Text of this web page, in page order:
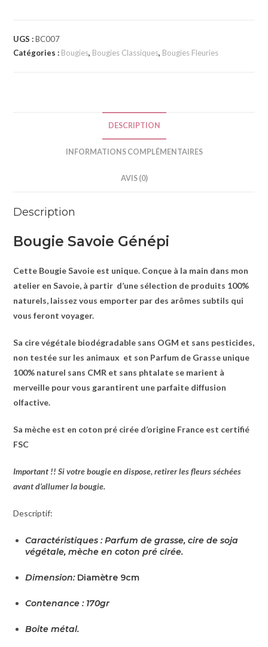
a
UGS :BC007
Catégories : Bougies, Bougies Classiques, Bougies Fleuries
DESCRIPTION
INFORMATIONS COMPLÉMENTAIRES
AVIS (0)
Description
Bougie Savoie Génépi
Cette Bougie Savoie est unique. Conçue à la main dans mon
atelier en Savoie, à partir d’une sélection de produits 100%
naturels, laissez vous emporter par des arômes subtils qui
vous feront voyager.
Sa cire végétale biodégradable sans OGM et sans pesticides,
non testée sur les animaux et son Parfum de Grasse unique
100% naturel sans CMR et sans phtalate se marient à
merveille pour vous garantirent une parfaite diffusion
olfactive.
Sa mèche est en coton pré cirée d’origine France est certifié
FSC
Important !! Si votre bougie en dispose, retirer les fleurs séchées
avant d’allumer la bougie.
Descriptif:
Caractéristiques : Parfum de grasse, cire de soja
végétale, mèche en coton pré cirée.
Dimension: Diamètre 9cm
Contenance : 170gr
Boite métal.